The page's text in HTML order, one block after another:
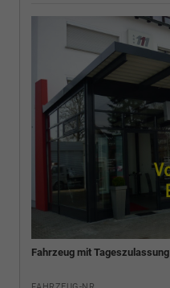
Fahrzeug mit Tageszulassung